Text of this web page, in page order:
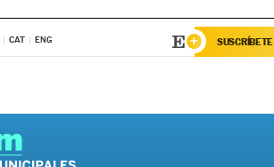
CAT ENG SUSCRÍBETE